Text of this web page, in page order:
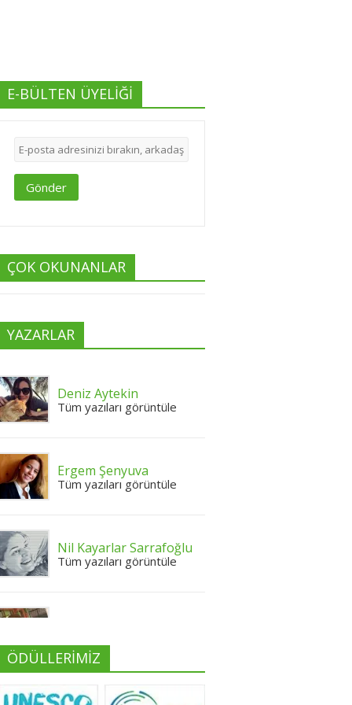
E-BÜLTEN ÜYELİĞİ
Gönder
ÇOK OKUNANLAR
YAZARLAR
Deniz Aytekin
Tüm yazıları görüntüle
Ergem Şenyuva
Tüm yazıları görüntüle
Nil Kayarlar Sarrafoğlu
Tüm yazıları görüntüle
Neslihan Edeş
ÖDÜLLERİMİZ